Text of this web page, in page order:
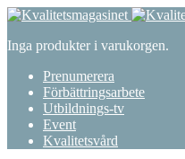
Inga produkter i varukorgen.
Prenumerera
Förbättringsarbete
Utbildnings-tv
Event
Kvalitetsvård